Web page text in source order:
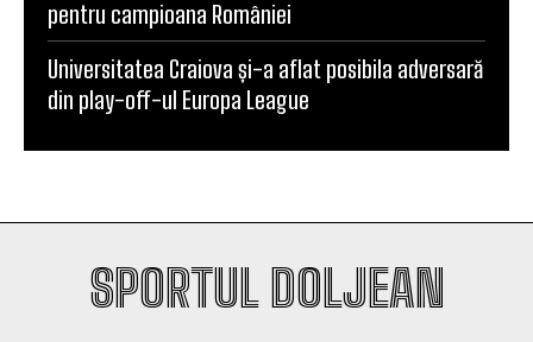
Universitatea Craiova și-a aflat posibila adversară
din play-off-ul Europa League
SPORTUL DOLJEAN